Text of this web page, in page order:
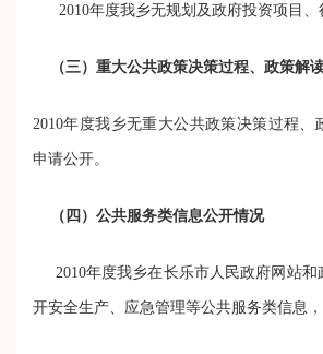
2010年度我乡无规划及政府投资项目、
（三）重大公共政策决策过程、政策解
2010年度我乡无重大公共政策决策过程、
申请公开。
（四）公共服务类信息公开情况
2010年度我乡在长乐市人民政府网站和
开安全生产、应急管理等公共服务类信息，